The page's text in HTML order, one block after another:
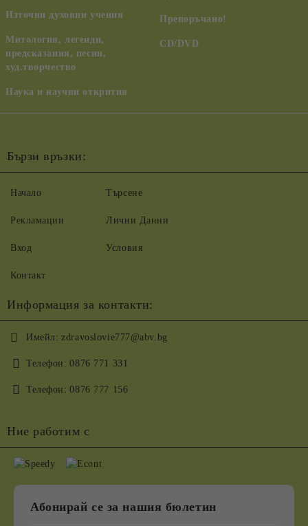
Източни духовни учения
Митология, легенди,
предсказания, песни,
худ.творчество
Наука и научни открития
Препоръчано!
CD/DVD
Бързи връзки:
Начало
Рекламации
Вход
Контакт
Търсене
Лични Данни
Условия
Информация за контакти:
Имейл: zdravoslovie777@abv.bg
Телефон: 0876 771 331
Телефон: 0876 777 156
Ние работим с
Абонирай се за нашия бюлетин